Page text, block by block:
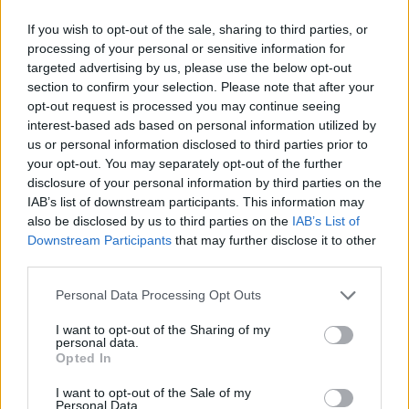
If you wish to opt-out of the sale, sharing to third parties, or
processing of your personal or sensitive information for
targeted advertising by us, please use the below opt-out
section to confirm your selection. Please note that after your
opt-out request is processed you may continue seeing
interest-based ads based on personal information utilized by
us or personal information disclosed to third parties prior to
your opt-out. You may separately opt-out of the further
disclosure of your personal information by third parties on the
IAB’s list of downstream participants. This information may
also be disclosed by us to third parties on the IAB’s List of
Downstream Participants that may further disclose it to other
Please note that this website/app uses one or more Google
not limited to your visit or usage behaviour. You may click to
grant or deny consent to Google and its third-party tags to
use your data for below specified purposes in below Google
consent section.
Personal Data Processing Opt Outs
I want to opt-out of the Sharing of my
personal data.
Opted In
I want to opt-out of the Sale of my
Personal Data.
Gallura, finti clienti svuotano le suite: furto da
50mila nel resort
Meteo Olbia 7 agosto, sole e caldo tornano
protagonisti
Test tunnel Olbia: rampe chiuse ancora fino a
fine agosto
Aggius conquista la classifica delle mete più
amate dell’estate 2026